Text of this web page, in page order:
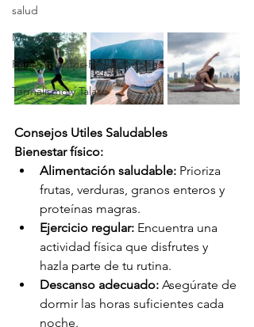
salud
Magazine
Ferias-Eventos-Participaciones.
Termalismo y Talaso
Consejos Utiles Saludables
Bienestar físico:
Alimentación saludable: Prioriza
frutas, verduras, granos enteros y
proteínas magras.
Ejercicio regular: Encuentra una
actividad física que disfrutes y
hazla parte de tu rutina.
Descanso adecuado: Asegúrate de
dormir las horas suficientes cada
noche.